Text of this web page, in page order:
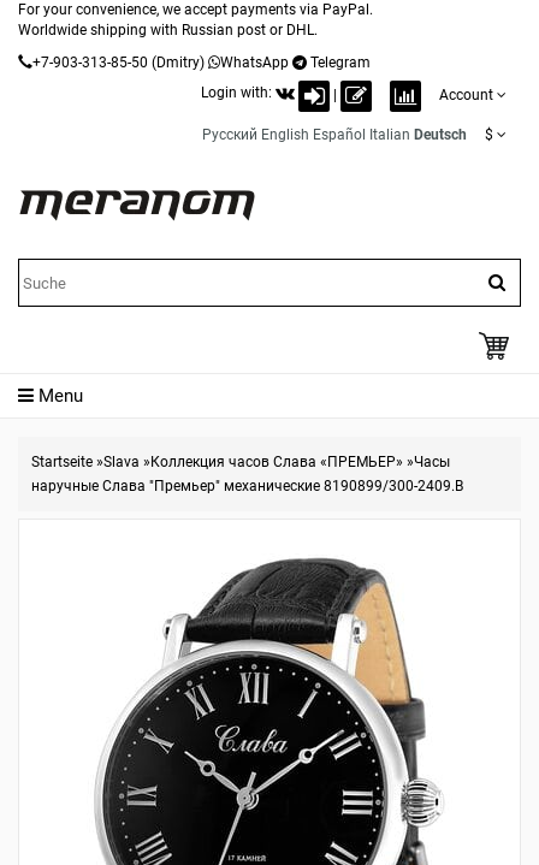
For your convenience, we accept payments via PayPal.
Worldwide shipping with Russian post or DHL.
+7-903-313-85-50 (Dmitry) WhatsApp
Telegram
Login with:
Account
Русский English Español Italian Deutsch $
Menu
Startseite »Slava » Коллекция часов Слава «ПРЕМЬЕР» »Часы
наручные Слава "Премьер" механические 8190899/300-2409.В